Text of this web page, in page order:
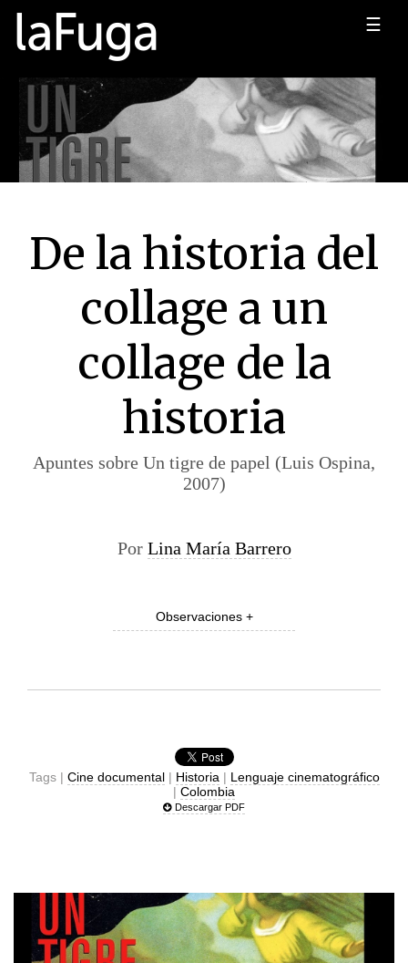
☰
De la historia del
collage a un
collage de la
historia
Apuntes sobre Un tigre de papel (Luis Ospina,
2007)
Por Lina María Barrero
Observaciones +
Tags | Cine documental| Historia | Lenguaje cinematográfico
| Colombia
Descargar PDF